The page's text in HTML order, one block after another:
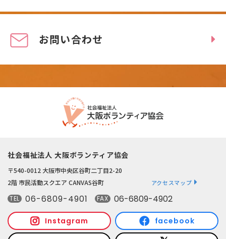
お問い合わせ
社会福祉法人 大阪ボランティア協会
〒540-0012 大阪市中央区谷町二丁目2-20
2階 市民活動スクエア CANVAS谷町
アクセスマップ
TEL 06-6809-4901 FAX 06-6809-4902
Instagram facebook